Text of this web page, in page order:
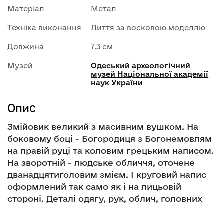
Матеріал Метал
Техніка виконання Лиття за восковою моделлю
Довжина 7.3 см
Музей
Одеський археологічний
музей Національної академії
наук України
Опис
Змійовик великий з масивним вушком. На
боковому боці - Богородиця з Богонемовлям
на правій руці та коловим грецьким написом.
На зворотній - людське обличчя, оточене
дванадцятиголовим змієм. І круговий напис
оформлений так само як і на лицьовій
стороні. Деталі одягу, рук, облич, головних